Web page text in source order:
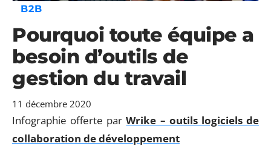
B2B
Pourquoi toute équipe a
besoin d’outils de
gestion du travail
11 décembre 2020
Infographie offerte parWrike – outils logiciels de
collaboration de développement